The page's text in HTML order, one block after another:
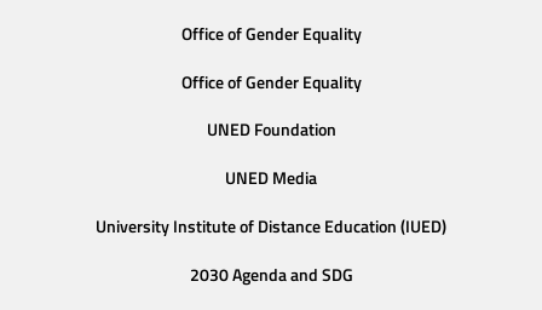
Office of Gender Equality
Office of Gender Equality
UNED Foundation
UNED Media
University Institute of Distance Education (IUED)
2030 Agenda and SDG